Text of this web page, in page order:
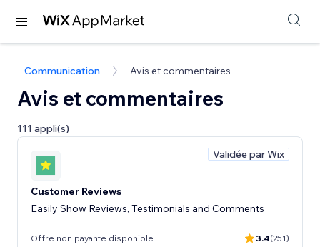
Communication Avis et commentaires
Avis et commentaires
111 appli(s)
Validée par Wix
Customer Reviews
Easily Show Reviews, Testimonials and Comments
Offre non payante disponible 3.4(251)